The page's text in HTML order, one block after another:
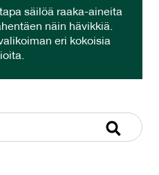
säilöä raaka-aineita
näin hävikkiä.
eri kokoisia